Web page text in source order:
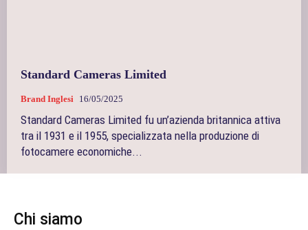
Standard Cameras Limited
Brand Inglesi 16/05/2025
Standard Cameras Limited fu un’azienda britannica attiva
tra il 1931 e il 1955, specializzata nella produzione di
fotocamere economiche...
Chi siamo